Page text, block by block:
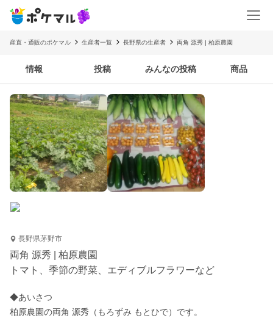
産直・通販のポケマル 生産者一覧 長野県の生産者 両角 源秀 | 柏原農園
情報 投稿 みんなの投稿 商品
長野県茅野市
両角 源秀 | 柏原農園
トマト、季節の野菜、エディブルフラワーなど
◆あいさつ
柏原農園の両角 源秀（もろずみ もとひで）です。